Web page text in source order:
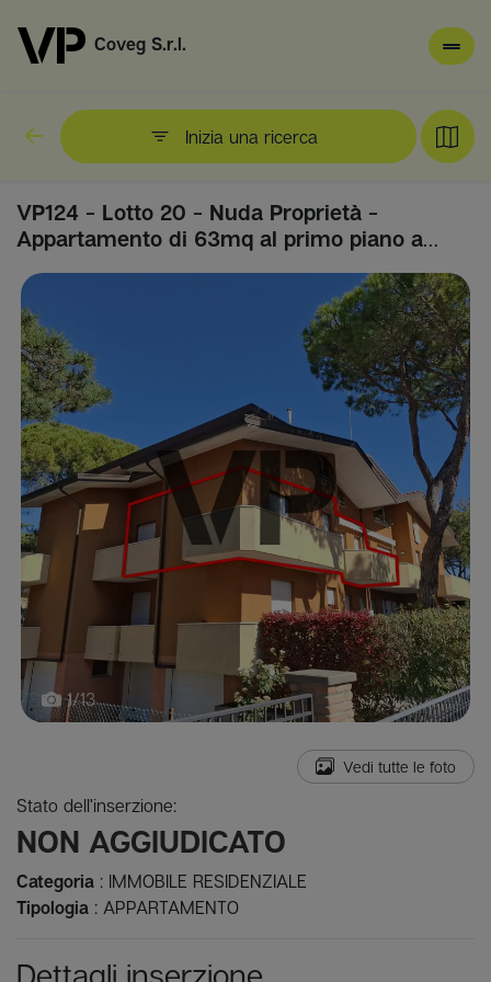
Coveg S.r.l.
Inizia una ricerca
VP124 - Lotto 20 - Nuda Proprietà -
Appartamento di 63mq al primo piano a
1/13
Vedi tutte le foto
Stato dell'inserzione:
NON AGGIUDICATO
Categoria : IMMOBILE RESIDENZIALE
Tipologia : APPARTAMENTO
Dettagli inserzione